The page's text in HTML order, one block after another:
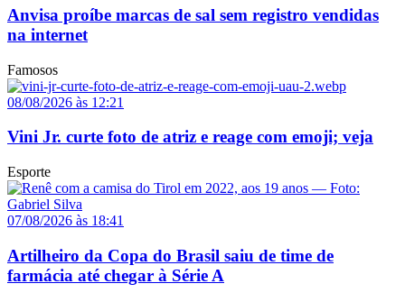
Anvisa proíbe marcas de sal sem registro vendidas
na internet
Famosos
08/08/2026 às 12:21
Vini Jr. curte foto de atriz e reage com emoji; veja
Esporte
07/08/2026 às 18:41
Artilheiro da Copa do Brasil saiu de time de
farmácia até chegar à Série A